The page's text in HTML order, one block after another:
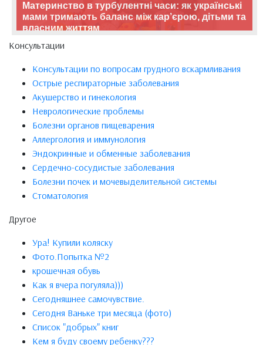
Материнство в турбулентні часи: як українські
мами тримають баланс між кар’єрою, дітьми та
власним життям
Консультации
Консультации по вопросам грудного вскармливания
Острые респираторные заболевания
Акушерство и гинекология
Неврологические проблемы
Болезни органов пищеварения
Аллергология и иммунология
Эндокринные и обменные заболевания
Сердечно-сосудистые заболевания
Болезни почек и мочевыделительной системы
Стоматология
Другое
Ура! Купили коляску
Фото.Попытка №2
крошечная обувь
Как я вчера погуляла)))
Сегодняшнее самочувствие.
Сегодня Ваньке три месяца (фото)
Список "добрых" книг
Кем я буду своему ребенку???